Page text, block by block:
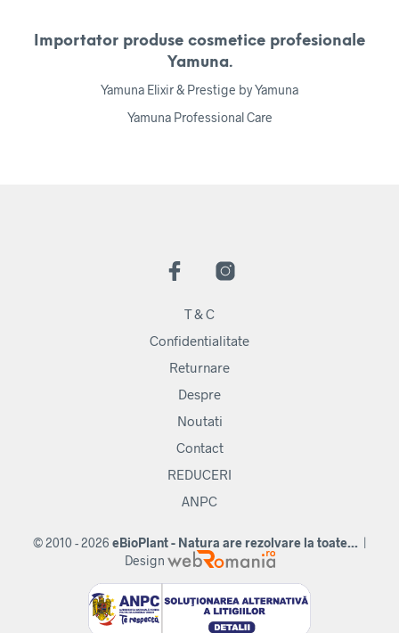
Importator produse cosmetice profesionale
Yamuna.
Yamuna Elixir & Prestige by Yamuna
Yamuna Professional Care
T & C
Confidentialitate
Returnare
Despre
Noutati
Contact
REDUCERI
ANPC
© 2010 - 2026 eBioPlant - Natura are rezolvare la toate... |
Design